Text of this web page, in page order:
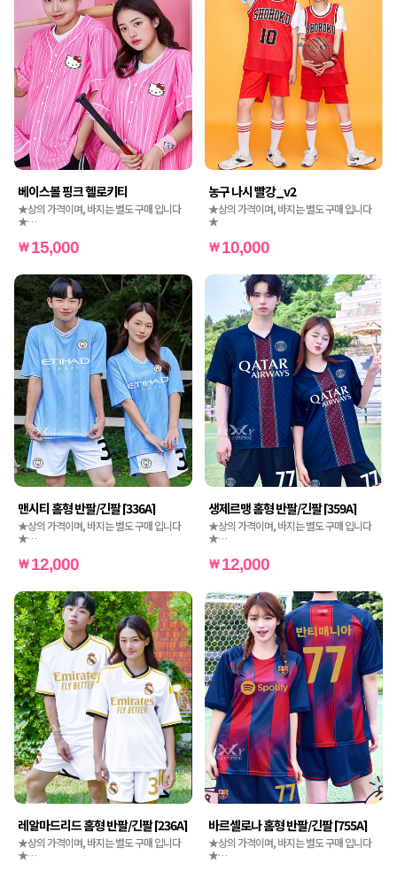
베이스볼 핑크 헬로키티
★상의 가격이며, 바지는 별도 구매 입니다
★
15,000
농구 나시 빨강_v2
★상의 가격이며, 바지는 별도 구매 입니다
★
10,000
맨시티 홈형 반팔/긴팔 [336A]
★상의 가격이며, 바지는 별도 구매 입니다
★
12,000
생제르맹 홈형 반팔/긴팔 [359A]
★상의 가격이며, 바지는 별도 구매 입니다
★
12,000
레알마드리드 홈형 반팔/긴팔 [236A]
★상의 가격이며, 바지는 별도 구매 입니다
★
바르셀로나 홈형 반팔/긴팔 [755A]
★상의 가격이며, 바지는 별도 구매 입니다
★